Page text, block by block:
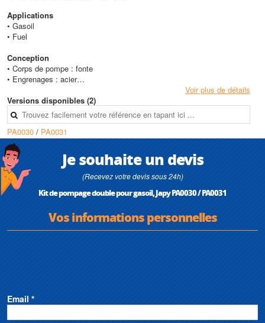
Applications
• Gasoil
• Fuel
Conception
• Corps de pompe : fonte
• Engrenages : acier
Caractéristiques techniques
• Hauteur d’aspiration maximale : 4,5 m
• Pression maximale : 5,9 bars
• Fréquence : 50 Hz
• Isolation classe F
• Protection : IP55
• HMT max : 59 mètres
• Débit max : 1,3 m3/h
Voir plus de détails
Versions disponibles (2)
PA0030 / PA0031
Je souhaite un devis
(Recevez votre devis sous 24h)
Kit de pompage double pour gasoil, Japy PA0030 / PA0031
Vos informations personnelles
Email *